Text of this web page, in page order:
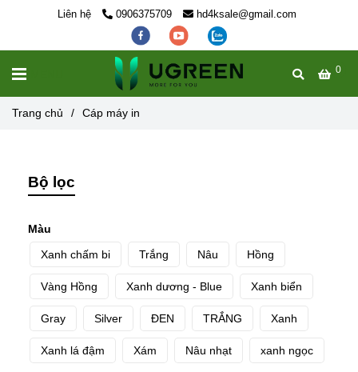
Liên hệ 0906375709 hd4ksale@gmail.com
0
Trang chủ / Cáp máy in
Bộ lọc
Màu
Xanh chấm bi
Trắng Nâu Hồng
Vàng Hồng Xanh dương - Blue Xanh biển
Gray Silver ĐEN TRẮNG Xanh
Xanh lá đậm Xám Nâu nhạt xanh ngọc